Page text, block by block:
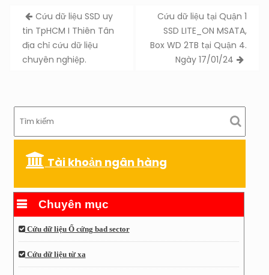
Post
navigation
Cứu dữ liệu SSD uy
tin TpHCM I Thiên Tân
địa chỉ cứu dữ liệu
chuyên nghiệp.
Cứu dữ liệu tại Quận 1
SSD LITE_ON MSATA,
Box WD 2TB tại Quận 4.
Ngày 17/01/24
Tài khoản ngân hàng
Chuyên mục
Cứu dữ liệu Ổ cứng bad sector
Cứu dữ liệu từ xa